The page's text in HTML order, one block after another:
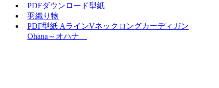
PDFダウンロード型紙
羽織り物
PDF型紙 AラインVネックロングカーディガン
Ohana～オハナ